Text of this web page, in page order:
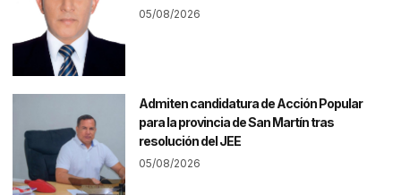
05/08/2026
Admiten candidatura de Acción Popular
para la provincia de San Martín tras
resolución del JEE
05/08/2026